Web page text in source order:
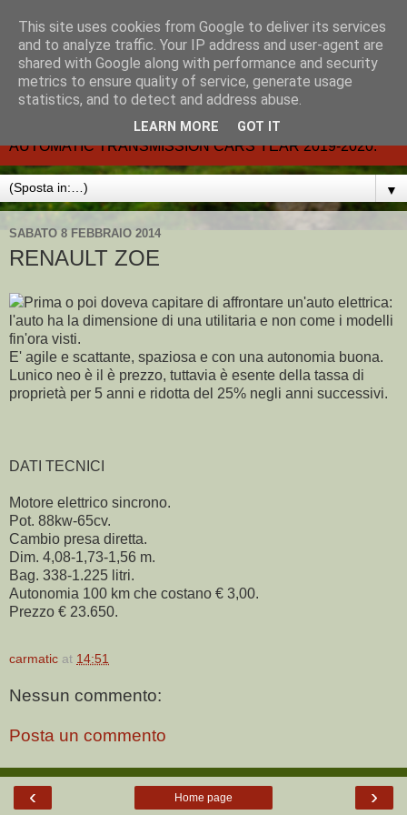
CARMATIC-®-All about
automatic cars.
Dal 2002- email.-marcvent@inwind.it.- NEW BOOK-
AUTOMATIC TRANSMISSION CARS YEAR 2019-2020.
▼
SABATO 8 FEBBRAIO 2014
RENAULT ZOE
Prima o poi doveva capitare di affrontare un'auto elettrica:
l'auto ha la dimensione di una utilitaria e non come i modelli
fin'ora visti.
E' agile e scattante, spaziosa e con una autonomia buona.
Lunico neo è il è prezzo, tuttavia è esente della tassa di
proprietà per 5 anni e ridotta del 25% negli anni successivi.
DATI TECNICI
Motore elettrico sincrono.
Pot. 88kw-65cv.
Cambio presa diretta.
Dim. 4,08-1,73-1,56 m.
Bag. 338-1.225 litri.
Autonomia 100 km che costano € 3,00.
Prezzo € 23.650.
carmatic at 14:51
Nessun commento:
Posta un commento
‹ ›
Home page
This site uses cookies from Google to deliver its services
and to analyze traffic. Your IP address and user-agent are
shared with Google along with performance and security
metrics to ensure quality of service, generate usage
statistics, and to detect and address abuse.
LEARN MORE GOT IT